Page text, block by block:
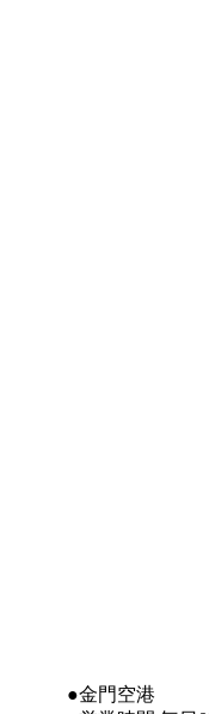
●金門空港